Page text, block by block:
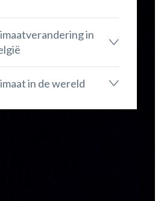
in
in de wereld